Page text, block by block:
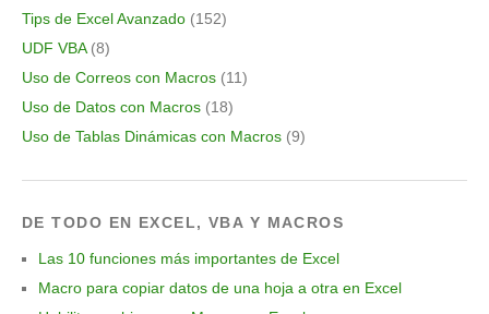
Tips de Excel Avanzado (152)
UDF VBA(8)
Uso de Correos con Macros (11)
Uso de Datos con Macros (18)
Uso de Tablas Dinámicas con Macros (9)
DE TODO EN EXCEL, VBA Y MACROS
Las 10 funciones más importantes de Excel
Macro para copiar datos de una hoja a otra en Excel